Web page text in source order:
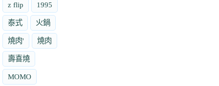
z flip 1995
泰式 火鍋
燒肉' 燒肉
壽喜燒
MOMO